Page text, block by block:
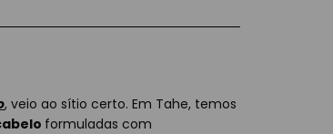
, veio ao sítio certo. Em Tahe, temos
formuladas com